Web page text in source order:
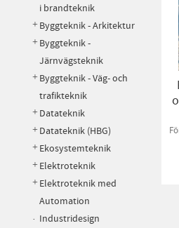
i brandteknik
Byggteknik - Arkitektur
Byggteknik -
Järnvägsteknik
Byggteknik - Väg- och
trafikteknik
Datateknik
Datateknik (HBG)
Ekosystemteknik
Elektroteknik
Elektroteknik med
Automation
Industridesign